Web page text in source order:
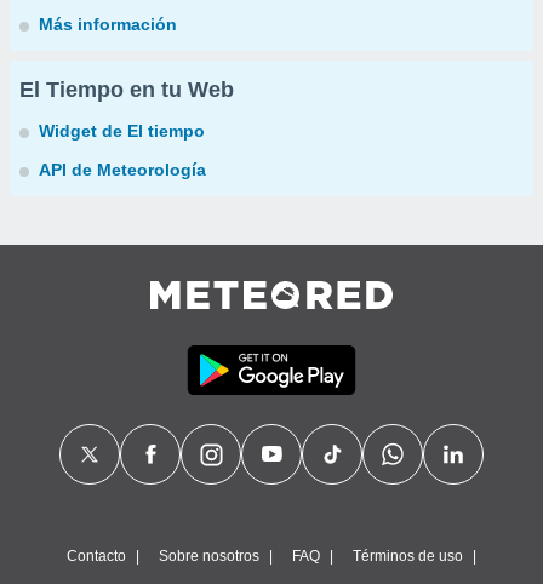
Más información
El Tiempo en tu Web
Widget de El tiempo
API de Meteorología
Contacto Sobre nosotros FAQ Términos de uso